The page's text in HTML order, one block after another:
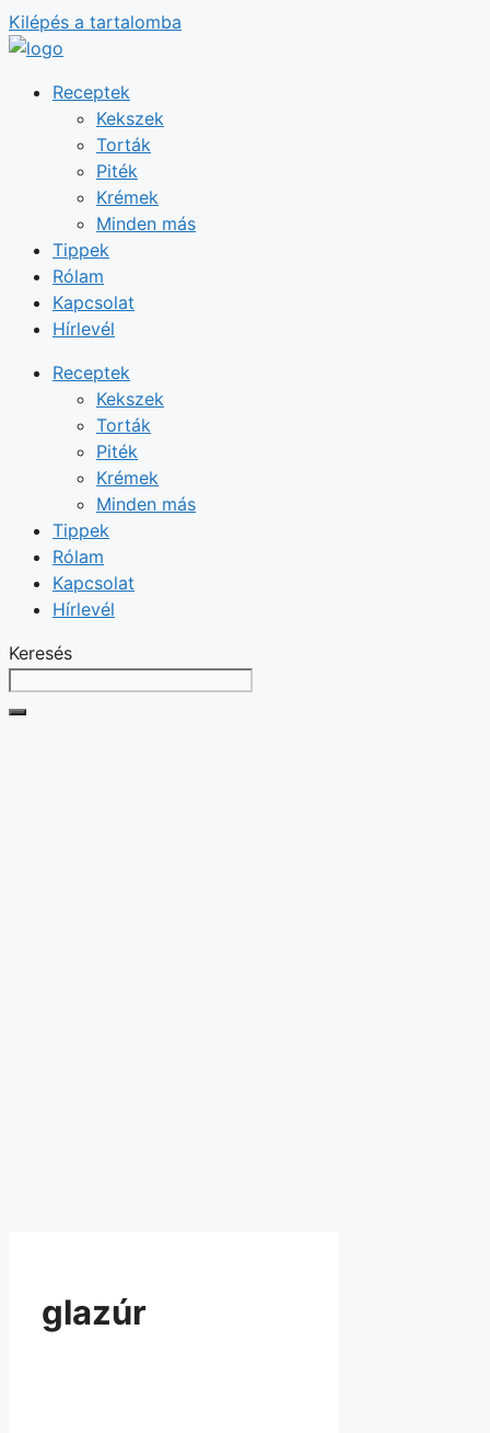
Kilépés a tartalomba
Receptek
Kekszek
Torták
Piték
Krémek
Minden más
Tippek
Rólam
Kapcsolat
Hírlevél
Receptek
Kekszek
Torták
Piték
Krémek
Minden más
Tippek
Rólam
Kapcsolat
Hírlevél
Keresés
glazúr